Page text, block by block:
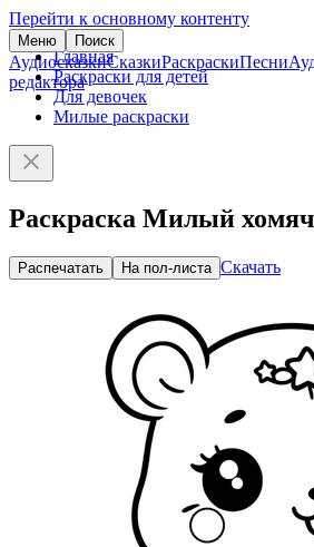
Перейти к основному контенту
Меню Поиск
АудиосказкиСказкиРаскраскиПесни
редактора
Главная
Раскраски для детей
Для девочек
Милые раскраски
Раскраска Милый
Распечатать На пол-листа Скачать